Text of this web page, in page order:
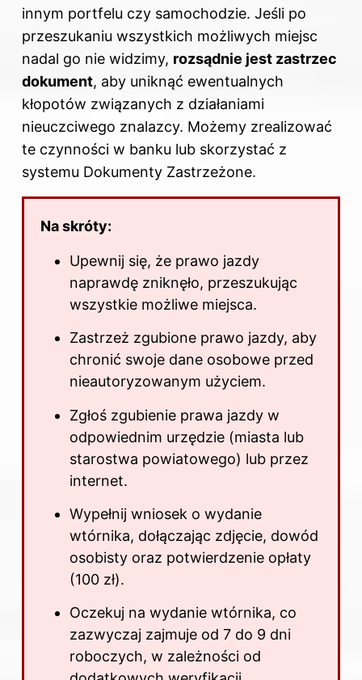
innym portfelu czy samochodzie. Jeśli po
przeszukaniu wszystkich możliwych miejsc
nadal go nie widzimy, rozsądnie jest zastrzec
dokument, aby uniknąć ewentualnych
kłopotów związanych z działaniami
nieuczciwego znalazcy. Możemy zrealizować
te czynności w banku lub skorzystać z
systemu Dokumenty Zastrzeżone.
Na skróty:
Upewnij się, że prawo jazdy
naprawdę zniknęło, przeszukując
wszystkie możliwe miejsca.
Zastrzeż zgubione prawo jazdy, aby
chronić swoje dane osobowe przed
nieautoryzowanym użyciem.
Zgłoś zgubienie prawa jazdy w
odpowiednim urzędzie (miasta lub
starostwa powiatowego) lub przez
internet.
Wypełnij wniosek o wydanie
wtórnika, dołączając zdjęcie, dowód
osobisty oraz potwierdzenie opłaty
(100 zł).
Oczekuj na wydanie wtórnika, co
zazwyczaj zajmuje od 7 do 9 dni
roboczych, w zależności od